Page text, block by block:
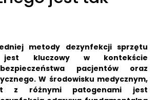
metody dezynfekcji sprzętu
jest kluczowy w kontekście
pacjentów oraz
W środowisku medycznym,
z różnymi patogenami jest